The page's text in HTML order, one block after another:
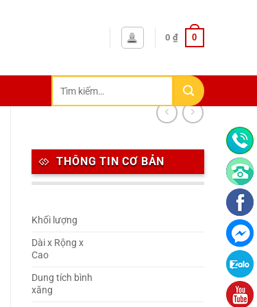
0 ₫ 0
kiếm:
THÔNG TIN CƠ BẢN
Khối lượng
Dài x Rộng x
Cao
Dung tích bình
xăng